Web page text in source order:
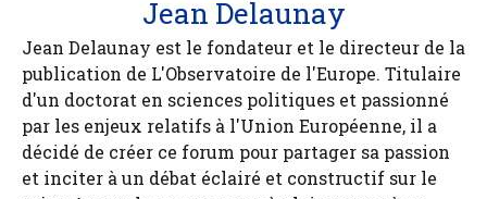
Jean Delaunay
Jean Delaunay est le fondateur et le directeur de la
publication de L'Observatoire de l'Europe. Titulaire
d'un doctorat en sciences politiques et passionné
par les enjeux relatifs à l'Union Européenne, il a
décidé de créer ce forum pour partager sa passion
et inciter à un débat éclairé et constructif sur le